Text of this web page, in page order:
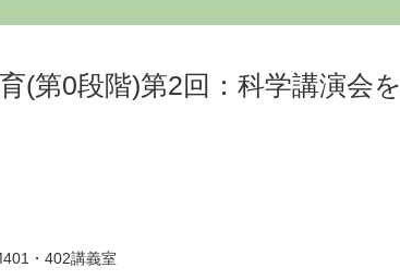
(第0段階)第2回：科学講演会を
・402講義室